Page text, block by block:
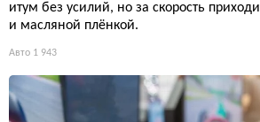
итум без усилий, но за скорость
и масляной плёнкой.
Авто 1 943